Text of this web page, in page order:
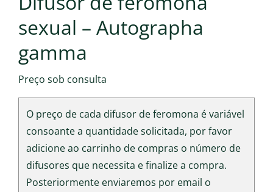
sexual – Autographa
gamma
Preço sob consulta
O preço de cada difusor de feromona é variável
consoante a quantidade solicitada, por favor
adicione ao carrinho de compras o número de
difusores que necessita e finalize a compra.
Posteriormente enviaremos por email o